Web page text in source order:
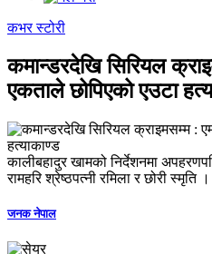
कभर स्टोरी
कमान्डरदेखि सिरियल
एकताले छोपिएको एउटा
कालीबहादुर खामको निर्देशनमा
रामहरि श्रेष्ठपत्नी रमिला र छोरी स्मृति ।
जनक नेपाल